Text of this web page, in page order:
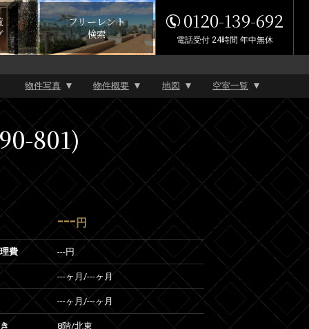
フリーレント
検索
0120-139-692
電話受付 24時間 年中無休
物件写真 物件概要 地図 空室一覧
801)
--- 円
費 ---円
---ヶ月 /---ヶ月
---ヶ月 /---ヶ月
8階/北東